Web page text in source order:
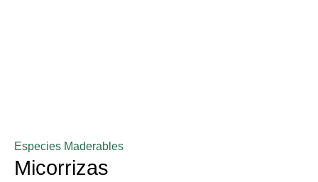
Especies Maderables
Micorrizas